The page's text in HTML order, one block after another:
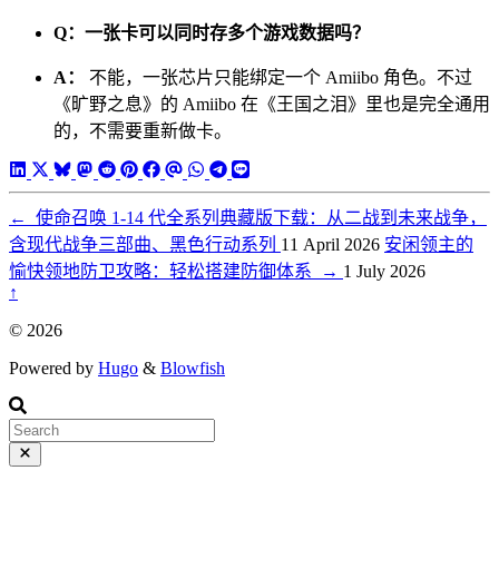
Q：一张卡可以同时存多个游戏数据吗？
A：
不能，一张芯片只能绑定一个 Amiibo 角色。不过
《旷野之息》的 Amiibo 在《王国之泪》里也是完全通用
的，不需要重新做卡。
←
使命召唤 1-14 代全系列典藏版下载：从二战到未来战争，
含现代战争三部曲、黑色行动系列 11 April 2026 安闲领主的
愉快领地防卫攻略：轻松搭建防御体系
→ 1 July 2026
↑
© 2026
Powered by Hugo & Blowfish